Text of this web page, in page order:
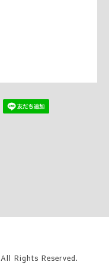
Rights Reserved.